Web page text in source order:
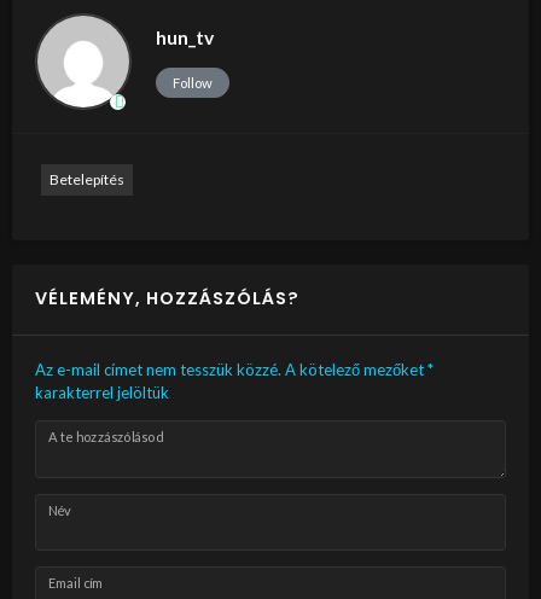
hun_tv
Follow
Betelepítés
VÉLEMÉNY, HOZZÁSZÓLÁS?
Az e-mail címet nem tesszük közzé. A kötelező mezőket*
karakterrel jelöltük
A te hozzászólásod
Név
Email cím